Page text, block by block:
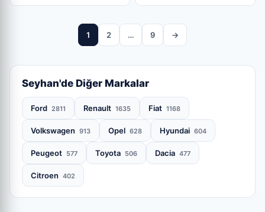
1 2 … 9 →
Seyhan'de Diğer Markalar
Ford 2811 Renault 1635 Fiat 1168
Volkswagen 913 Opel 628 Hyundai 604
Peugeot 577 Toyota 506 Dacia 477
Citroen 402